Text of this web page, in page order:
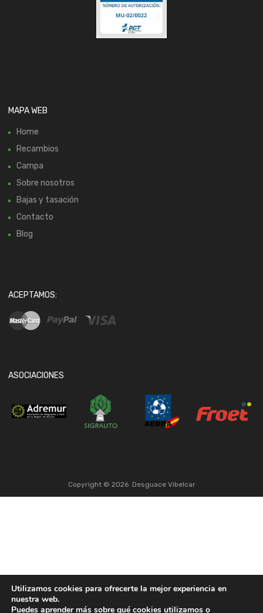
MAPA WEB
Home
Recambios
Campa
Sobre nosotros
Bajas y tasación
Contacto
Blog
ACEPTAMOS:
ASOCIACIONES
Copyright © 2026 Desguace Vibelcar
Utilizamos cookies para ofrecerte la mejor experiencia en
nuestra web.
Puedes aprender más sobre qué cookies utilizamos o